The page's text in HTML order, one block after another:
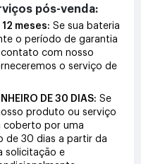
pós-venda:
meses: Se sua bateria
o período de garantia
com nosso
o serviço de
DE 30 DIAS: Se
produto ou serviço
coberto por uma
de 30 dias a partir da
solicitação e